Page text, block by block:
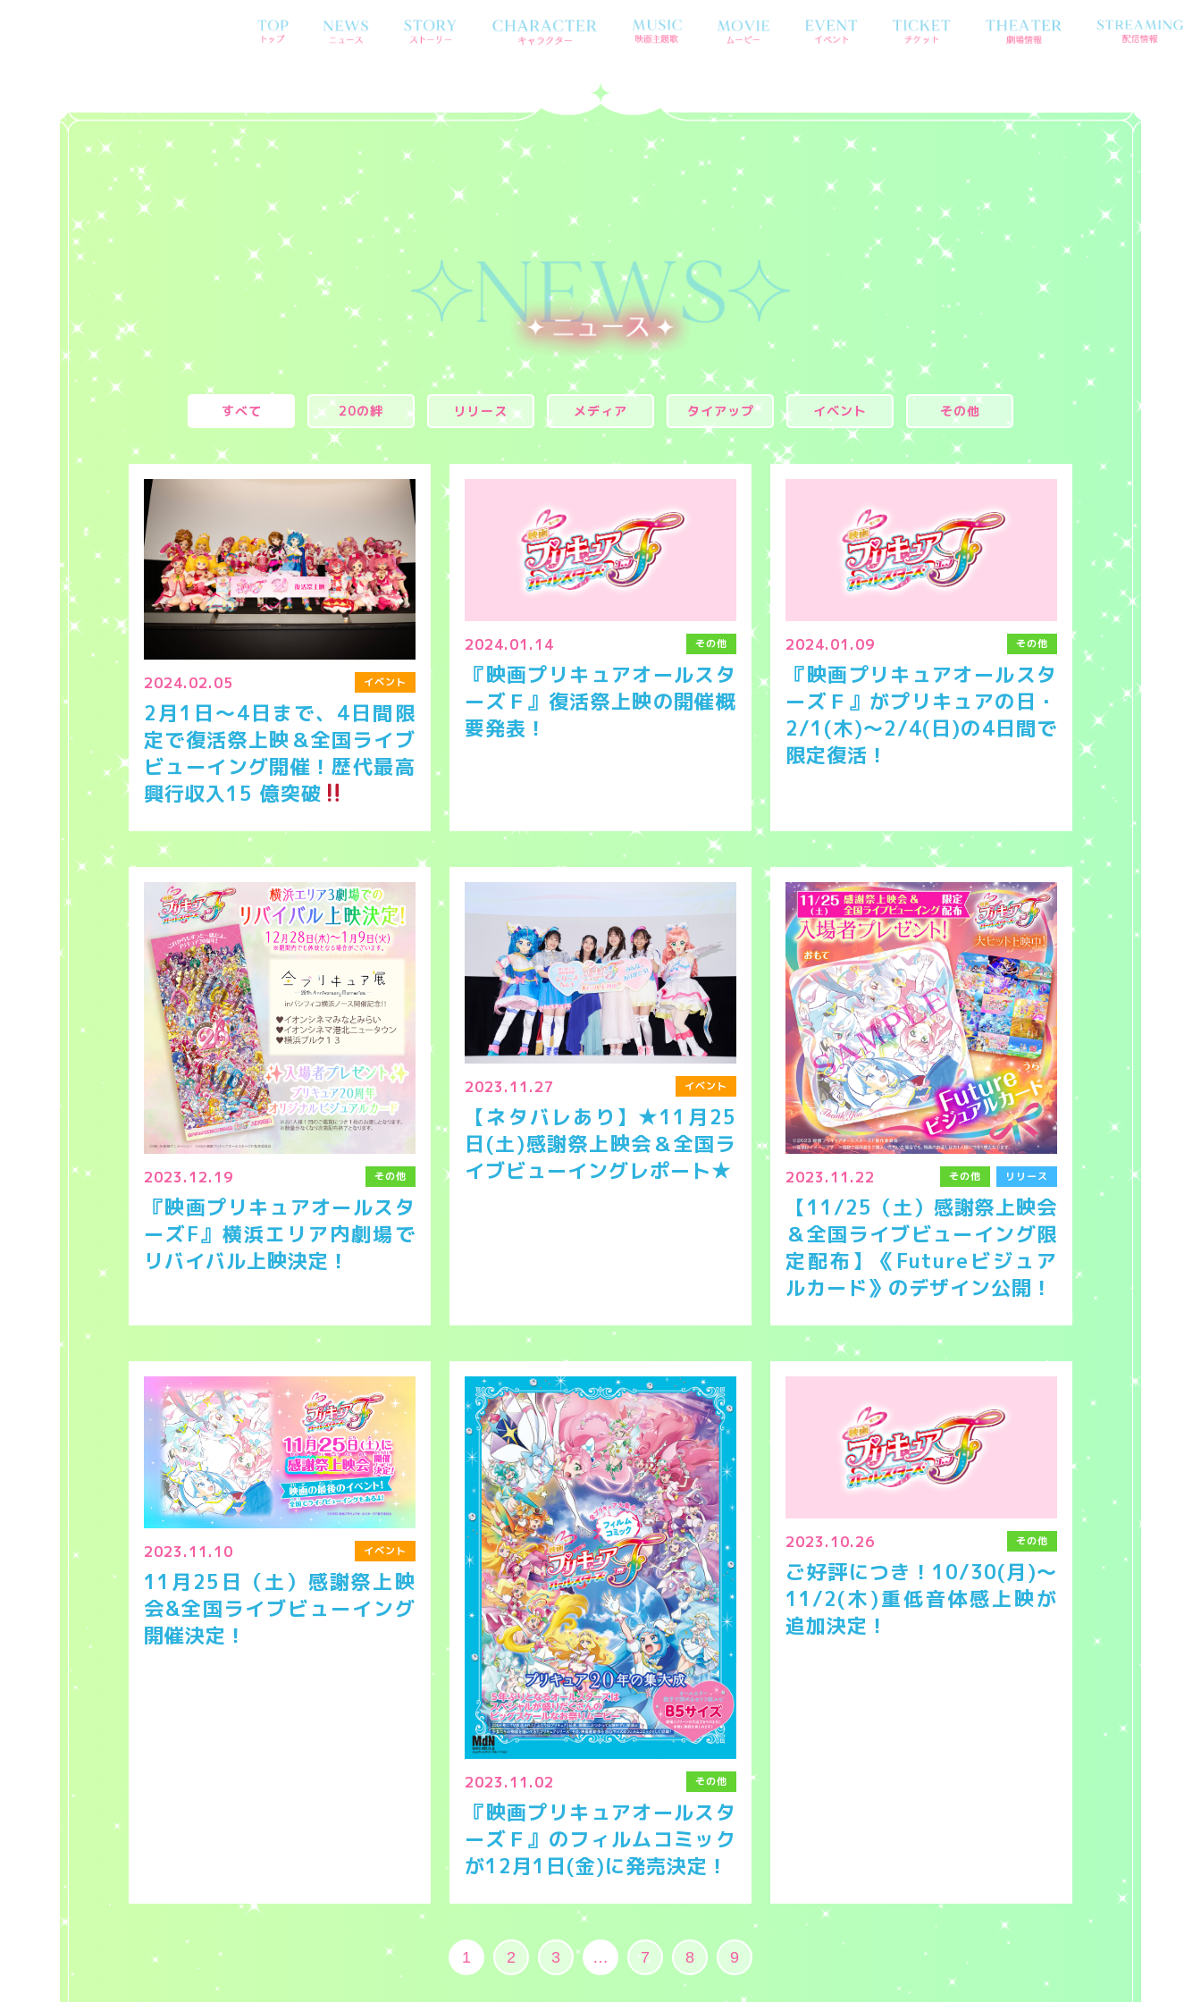
すべて 20の絆 リリース メディア タイアップ イベント その他
2024.02.05 イベント
2月1日～4日まで、4日間限
定で復活祭上映＆全国ライブ
ビューイング開催！歴代最高
興行収入15 億突破
2024.01.14 その他
『映画プリキュアオールスタ
ーズＦ』復活祭上映の開催概
要発表！
2024.01.09 その他
『映画プリキュアオールスタ
ーズＦ』がプリキュアの日・
2/1(木)～2/4(日)の4日間で
限定復活！
2023.12.19 その他
『映画プリキュアオールスタ
ーズF』横浜エリア内劇場で
リバイバル上映決定！
2023.11.27 イベント
【ネタバレあり】★11月25
日(土)感謝祭上映会＆全国ラ
イブビューイングレポート★
2023.11.22 その他 リリース
【11/25（土）感謝祭上映会
＆全国ライブビューイング限
定配布】《Futureビジュア
ルカード》のデザイン公開！
2023.11.10 イベント
11月25日（土）感謝祭上映
会&全国ライブビューイング
開催決定！
2023.11.02 その他
『映画プリキュアオールスタ
ーズＦ』のフィルムコミック
が12月1日(金)に発売決定！
2023.10.26 その他
ご好評につき！10/30(月)～
11/2(木)重低音体感上映が
追加決定！
1 2 3 … 7 8 9